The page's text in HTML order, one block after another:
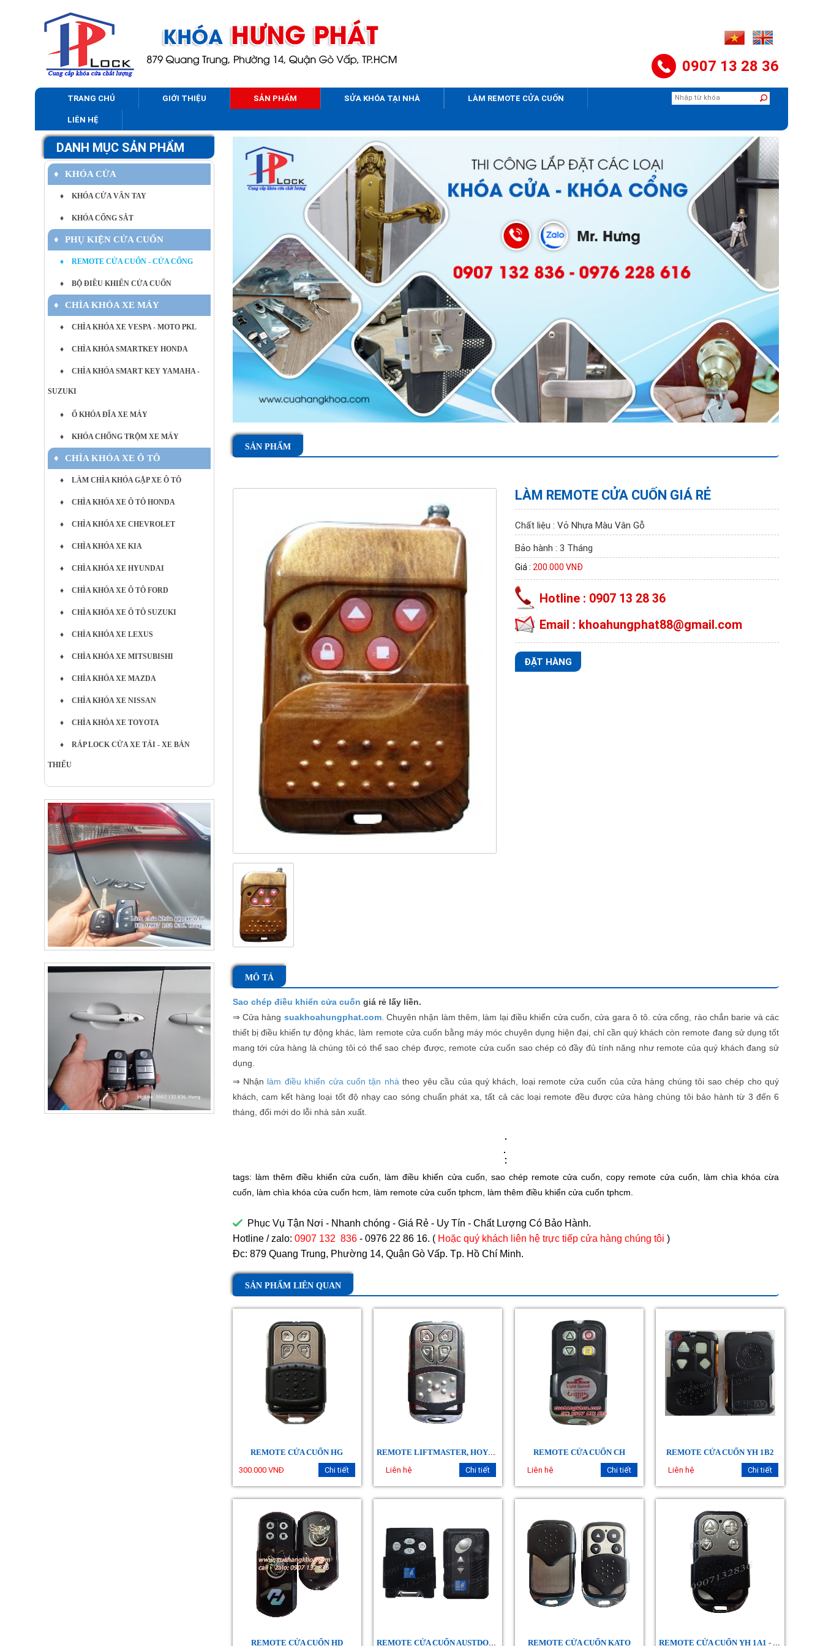
0907 13 28 36
TRANG CHỦ GIỚI THIỆU SẢN PHẨM SỬA KHÓA TẠI NHÀ LÀM REMOTE CỬA CUỐN
LIÊN HỆ
DANH MỤC SẢN PHẨM
♦ KHÓA CỬA
♦ KHÓA CỬA VÂN TAY
♦ KHÓA CỔNG SẮT
♦ PHỤ KIỆN CỬA CUỐN
♦ REMOTE CỬA CUỐN - CỬA CỔNG
♦ BỘ ĐIỀU KHIỂN CỬA CUỐN
♦ CHÌA KHÓA XE MÁY
♦ CHÌA KHÓA XE VESPA - MOTO PKL
♦ CHÌA KHÓA SMARTKEY HONDA
♦ CHÌA KHÓA SMART KEY YAMAHA -
SUZUKI
♦ Ổ KHÓA ĐĨA XE MÁY
♦ KHÓA CHỐNG TRỘM XE MÁY
♦ CHÌA KHÓA XE Ô TÔ
♦ LÀM CHÌA KHÓA GẬP XE Ô TÔ
♦ CHÌA KHÓA XE Ô TÔ HONDA
♦ CHÌA KHÓA XE CHEVROLET
♦ CHÌA KHÓA XE KIA
♦ CHÌA KHÓA XE HYUNDAI
♦ CHÌA KHÓA XE Ô TÔ FORD
♦ CHÌA KHÓA XE Ô TÔ SUZUKI
♦ CHÌA KHÓA XE LEXUS
♦ CHÌA KHÓA XE MITSUBISHI
♦ CHÌA KHÓA XE MAZDA
♦ CHÌA KHÓA XE NISSAN
♦ CHÌA KHÓA XE TOYOTA
♦ RÁP LOCK CỬA XE TẢI - XE BẢN
THIẾU
SẢN PHẨM
LÀM REMOTE CỬA CUỐN GIÁ RẺ
Chất liệu : Vỏ Nhựa Màu Vân Gỗ
Bảo hành : 3 Tháng
Giá : 200.000 VNĐ
Hotline : 0907 13 28 36
Email : khoahungphat88@gmail.com
ĐẶT HÀNG
MÔ TẢ
Sao chép điều khiển cửa cuốn giá rẻ lấy liền.
⇒ Cửa hàng suakhoahungphat.com. Chuyên nhận làm thêm, làm lại điều khiển cửa cuốn, cửa gara ô tô. cửa cổng, rào chắn barie và các
thiết bị điều khiển tự động khác, làm remote cửa cuốn bằng máy móc chuyên dụng hiện đại, chỉ cần quý khách còn remote đang sử dụng tốt
mang tới cửa hàng là chúng tôi có thể sao chép được, remote cửa cuốn sao chép có đầy đủ tính năng như remote của quý khách đang sử
dụng.
⇒ Nhận làm điều khiển cửa cuốn tận nhà theo yêu cầu của quý khách, loại remote cửa cuốn của cửa hàng chúng tôi sao chép cho quý
khách, cam kết hàng loại tốt độ nhạy cao sóng chuẩn phát xa, tất cả các loại remote đều được cửa hàng chúng tôi bảo hành từ 3 đến 6
tháng, đổi mới do lỗi nhà sản xuất.
tags: làm thêm điều khiển cửa cuốn làm điều khiển cửa cuốn sao chép remote cửa cuốn ,copy remote cửa cuốn
làm chìa khóa cừa
cuốn
làm chìa khóa cửa cuốn hcm làm remote cửa cuốn tphcm làm thêm điều khiển cửa cuốn tphcm
Phục Vụ Tận Nơi - Nhanh chóng - Giá Rẻ - Uy Tín - Chất Lượng Có Bảo Hành.
Hotline / zalo: 0907 132 836- 0976 22 86 16. ( Hoặc quý khách liên hệ trực tiếp cửa hàng chúng tôi )
Đc: 879 Quang Trung, Phường 14, Quận Gò Vấp. Tp. Hồ Chí Minh.
SẢN PHẨM LIÊN QUAN
REMOTE CỬA CUỐN HG
300.000 VNĐ Chi tiết
R
EMOTE LIFTMASTER, HOYOKA (YH 179)
Liên hệ Chi tiết
REMOTE CỬA CUỐN CH
Liên hệ Chi tiết
REMOTE CỬA CUỐN YH 1B2
Liên hệ Chi tiết
REMOTE CỬA CUỐN HD R
EMOTE CỬA CUỐN AUSTDOOR REMOTE CỬA CUỐN KATO R
EMOTE CỬA CUỐN YH 1A1 - 1A2